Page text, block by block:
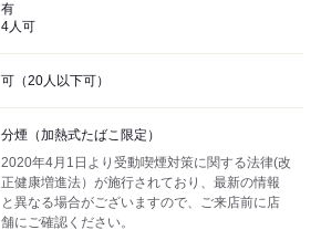
有
4人可
可（20人以下可）
分煙（加熱式たばこ限定）
2020年4月1日より受動喫煙対策に関する法律(改
正健康増進法）が施行されており、最新の情報
と異なる場合がございますので、ご来店前に店
舗にご確認ください。